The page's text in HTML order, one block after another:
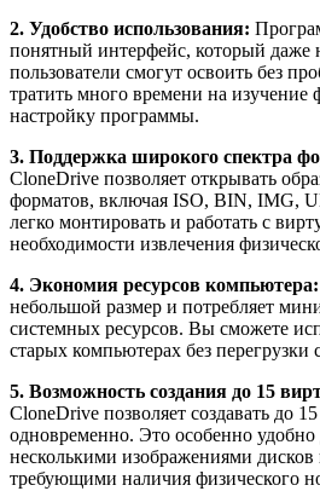
2. Удобство использования:
понятный интерфейс, который
пользователи смогут освоить без
тратить много времени на изучение
настройку программы.
3. Поддержка широкого спектра
CloneDrive позволяет открывать
форматов, включая ISO, BIN, IMG,
легко монтировать и работать с
необходимости извлечения
4. Экономия ресурсов компьютера:
небольшой размер и потребляет
системных ресурсов. Вы сможете
старых компьютерах без перегрузки
5. Возможность создания до 15
CloneDrive позволяет создавать до
одновременно. Это особенно удобно
несколькими изображениями
требующими наличия физического